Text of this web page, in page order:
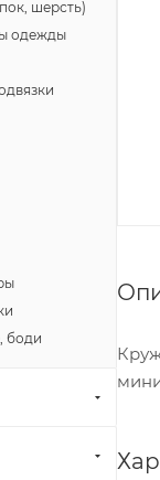
шерсть)
одежды
боди